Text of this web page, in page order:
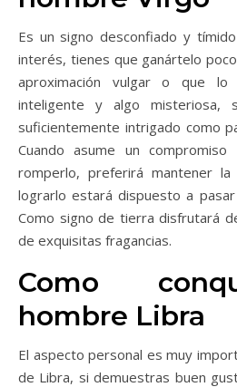
Es un signo desconfiado y
interés, tienes que ganártelo
aproximación vulgar o que lo
inteligente y algo
suficientemente intrigado como
Cuando asume un
romperlo, preferirá mantener
lograrlo estará dispuesto a
Como signo de tierra disfrutará
de exquisitas fragancias.
Como
hombre Libra
El aspecto personal es muy
de Libra, si demuestras buen